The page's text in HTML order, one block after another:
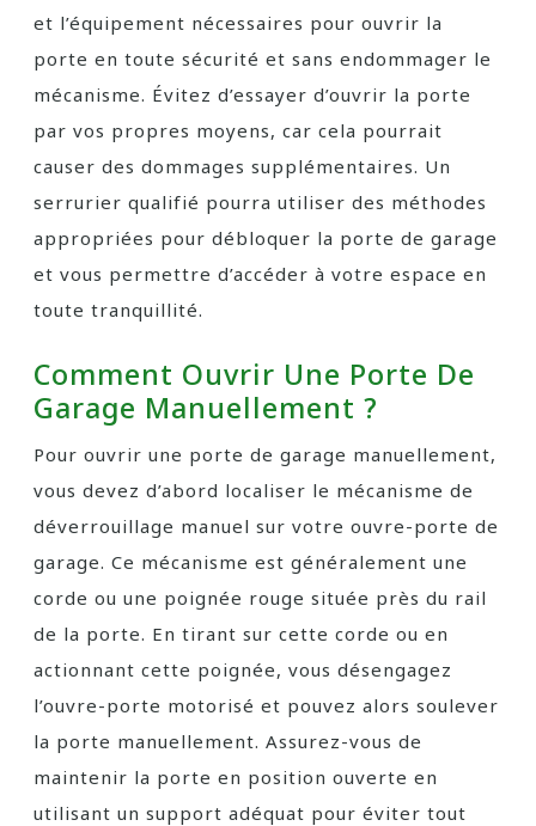
et l’équipement nécessaires pour ouvrir la
porte en toute sécurité et sans endommager le
mécanisme. Évitez d’essayer d’ouvrir la porte
par vos propres moyens, car cela pourrait
causer des dommages supplémentaires. Un
serrurier qualifié pourra utiliser des méthodes
appropriées pour débloquer la porte de garage
et vous permettre d’accéder à votre espace en
toute tranquillité.
Comment Ouvrir Une Porte De
Garage Manuellement ?
Pour ouvrir une porte de garage manuellement,
vous devez d’abord localiser le mécanisme de
déverrouillage manuel sur votre ouvre-porte de
garage. Ce mécanisme est généralement une
corde ou une poignée rouge située près du rail
de la porte. En tirant sur cette corde ou en
actionnant cette poignée, vous désengagez
l’ouvre-porte motorisé et pouvez alors soulever
la porte manuellement. Assurez-vous de
maintenir la porte en position ouverte en
utilisant un support adéquat pour éviter tout